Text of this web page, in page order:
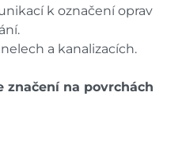
k označení oprav
a kanalizacích.
značení na povrchách